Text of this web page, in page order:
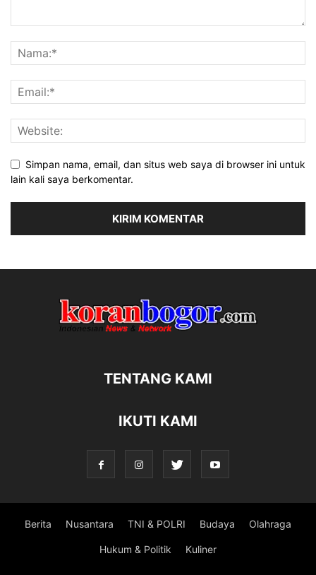
Simpan nama, email, dan situs web saya di browser ini untuk
lain kali saya berkomentar.
TENTANG KAMI
IKUTI KAMI
Berita Nusantara TNI & POLRI Budaya Olahraga
Hukum & Politik Kuliner